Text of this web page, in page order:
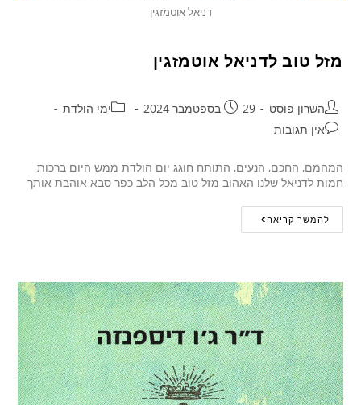
דניאל אוטמזגין
מזל טוב לדניאל אוטמזגין
השרון פוסט 29 בספטמבר 2024
ימי הולדת
אין תגובות
המהמם, החכם, הנעים, התותח חוגג יום הולדת ממש היום ברכות
חמות לדניאל שלנו האהוב מזל טוב מכל הלב כפר סבא אוהבת אותך
להמשך קריאה